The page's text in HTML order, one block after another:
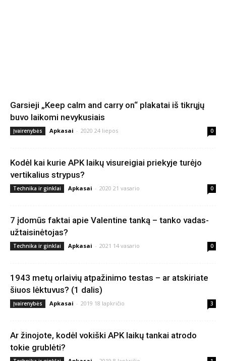
Garsieji „Keep calm and carry on“ plakatai iš tikrųjų
buvo laikomi nevykusiais
Įvairenybės Apkasai - 2020 24 liepos 0
Kodėl kai kurie APK laikų visureigiai priekyje turėjo
vertikalius strypus?
Technika ir ginklai Apkasai - 2020 21 vasario 0
7 įdomūs faktai apie Valentine tanką – tanko vadas-
užtaisinėtojas?
Technika ir ginklai Apkasai - 2021 14 vasario 0
1943 metų orlaivių atpažinimo testas – ar atskiriate
šiuos lėktuvus? (1 dalis)
Įvairenybės Apkasai - 2019 18 lapkričio 3
Ar žinojote, kodėl vokiški APK laikų tankai atrodo
tokie grublėti?